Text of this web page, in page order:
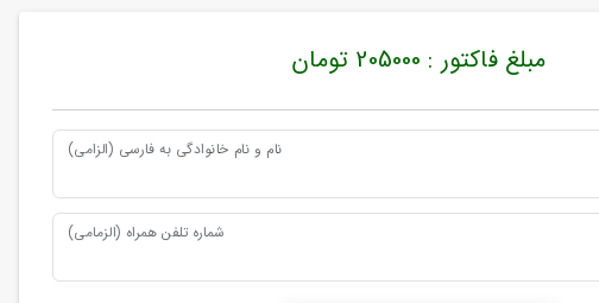
مبلغ فاکتور : 205000 تومان
نام و نام خانوادگی به فارسی (الزامی)
شماره تلفن همراه (الزمامی)